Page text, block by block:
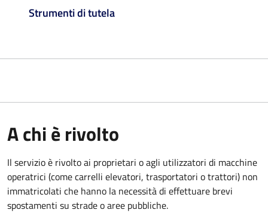
Strumenti di tutela
A chi è rivolto
Il servizio è rivolto ai proprietari o agli utilizzatori di macchine
operatrici (come carrelli elevatori, trasportatori o trattori) non
immatricolati che hanno la necessità di effettuare brevi
spostamenti su strade o aree pubbliche.